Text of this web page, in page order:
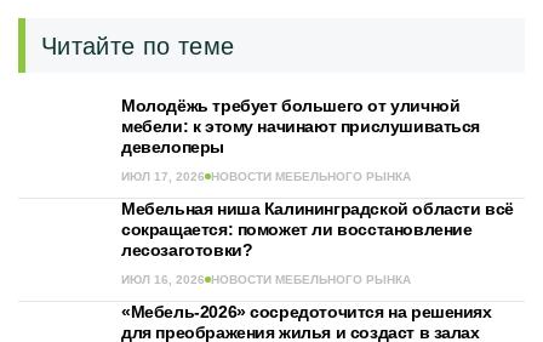
Читайте по теме
Молодёжь требует большего от уличной
мебели: к этому начинают прислушиваться
девелоперы
ИЮЛ 17, 2026 НОВОСТИ МЕБЕЛЬНОГО РЫНКА
Мебельная ниша Калининградской области всё
сокращается: поможет ли восстановление
лесозаготовки?
ИЮЛ 16, 2026 НОВОСТИ МЕБЕЛЬНОГО РЫНКА
«Мебель-2026» сосредоточится на решениях
для преображения жилья и создаст в залах